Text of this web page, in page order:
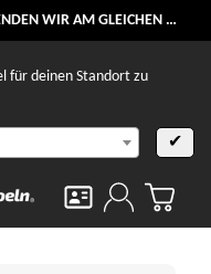
AM GLEICHEN WERKTAG
für deinen Standort zu
✔